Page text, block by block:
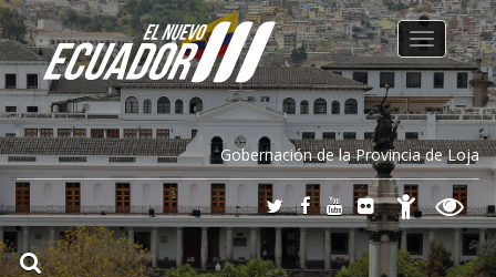
Gobernación de la Provincia de Loja
Toggle
navigation